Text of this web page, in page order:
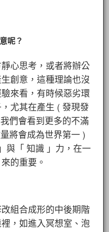
呢？
心思考，或者將辦公
創意，這種理論也沒
來看，有時候惡劣環
尤其在產生 ( 發現發
們會看到更多的不滿
將會成為世界第一 )
與「 知識 」力，在一
的重要。
組合成形的中後期階
，如進入冥想室、泡